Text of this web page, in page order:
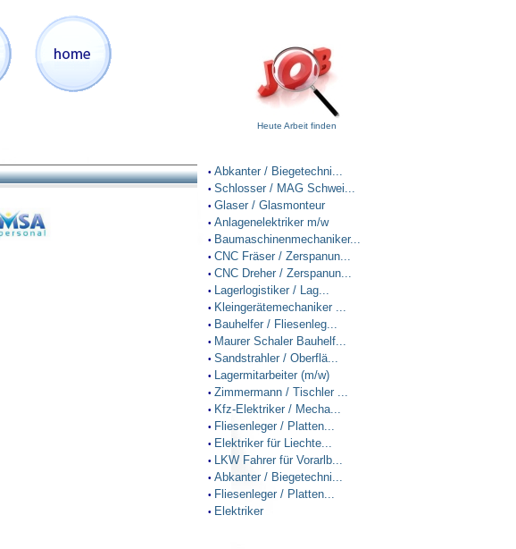
Heute Arbeit finden
• Abkanter / Biegetechni...
• Schlosser / MAG Schwei...
• Glaser / Glasmonteur
• Anlagenelektriker m/w
• Baumaschinenmechaniker...
• CNC Fräser / Zerspanun...
• CNC Dreher / Zerspanun...
• Lagerlogistiker / Lag...
• Kleingerätemechaniker ...
• Bauhelfer / Fliesenleg...
• Maurer Schaler Bauhelf...
• Sandstrahler / Oberflä...
• Lagermitarbeiter (m/w)
• Zimmermann / Tischler ...
• Kfz-Elektriker / Mecha...
• Fliesenleger / Platten...
• Elektriker für Liechte...
• LKW Fahrer für Vorarlb...
• Abkanter / Biegetechni...
• Fliesenleger / Platten...
• Elektriker